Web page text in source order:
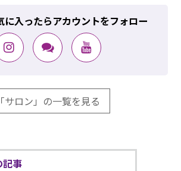
に入ったらアカウントをフォロー
「サロン」の一覧を見る
記事